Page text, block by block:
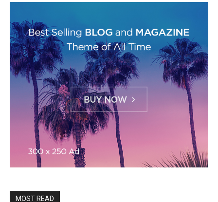
MOST READ